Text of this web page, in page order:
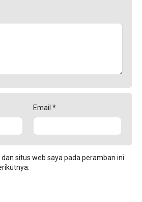
Email *
situs web saya pada peramban ini